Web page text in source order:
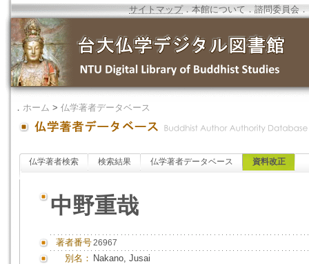
サイトマップ．本館について ．諮問委員会 ．
． ホーム > 仏学著者データベース
仏学著者検索 検索結果 仏学著者データベース 資料改正
中野重哉
著者番号26967
別名： Nakano, Jusai